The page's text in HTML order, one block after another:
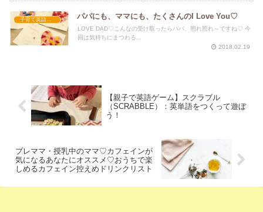
パパにも、ママにも、たくさんのI Love You♡
LOVE DAD♡こんなの受け取ったらパパ、照れ照れ～ですね♡ 今
回は気持ちにまつわる...
2018.02.19
【親子で英語ゲーム】スクラブル
（SCRABBLE）：英単語をつくって遊ぼ
う！
プレママ・授乳中のママ♡カフェインが
気になるあなたにオススメ♡おうちで楽
しめるカフェイン控えめドリンクリスト